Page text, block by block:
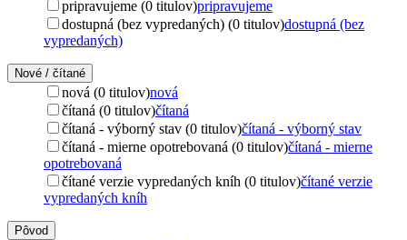
pripravujeme (0 titulov)pripravujeme
dostupná (bez vypredaných) (0 titulov)dostupná (bez
vypredaných)
Nové / čítané
nová (0 titulov)nová
čítaná (0 titulov)čítaná
čítaná - výborný stav (0 titulov)čítaná - výborný stav
čítaná - mierne opotrebovaná (0 titulov)čítaná - mierne
opotrebovaná
čítané verzie vypredaných kníh (0 titulov)čítané verzie
vypredaných kníh
Pôvod